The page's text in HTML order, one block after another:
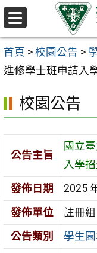
跳至主要內容區
首頁 > 校園公告 >
進修學士班申請入
校園公告
公告主旨
國立
入學
發佈日期
2025
發佈單位
註冊組
公告類別
學生
選
單